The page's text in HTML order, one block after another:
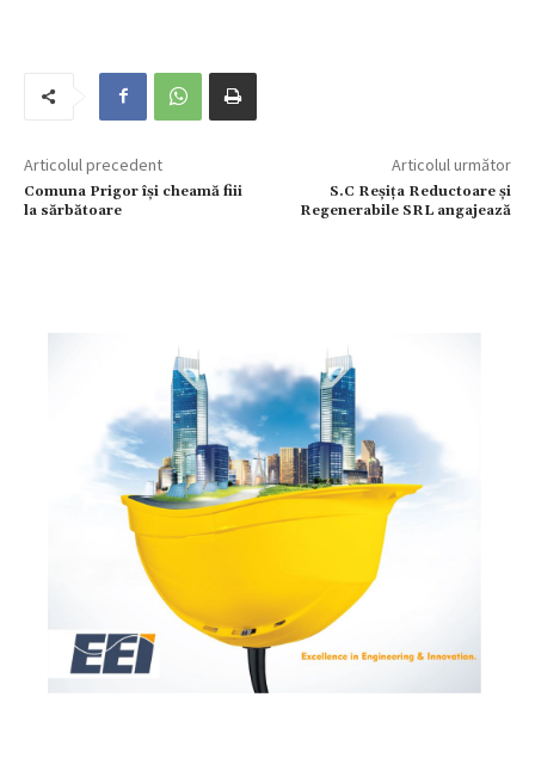
Articolul precedent
Comuna Prigor își cheamă fiii
la sărbătoare
Articolul următor
S.C Reșița Reductoare și
Regenerabile SRL angajează